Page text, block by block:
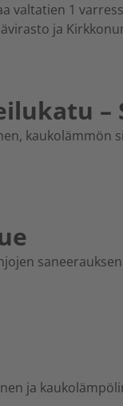
1
ja
–
kaukolämmön
ja